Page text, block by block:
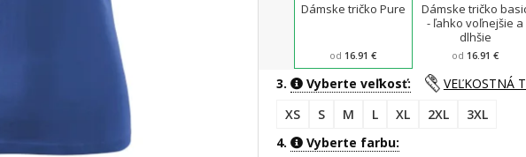
Dámske tričko Pure
od 16.91 €
Dámske tričko
- ľahko voľnejšie a
dlhšie
od 16.91 €
3. Vyberte veľkosť:
VEĽKOSTNÁ
XS
S M L XL 2XL
3XL
4.
Vyberte farbu: